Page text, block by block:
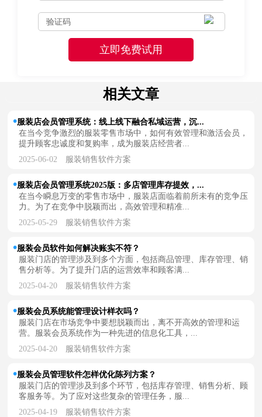
相关文章
服装店会员管理系统：线上线下融合私域运营，沉...
在当今竞争激烈的服装零售市场中，如何有效管理和激活会员，
提升顾客忠诚度和复购率，成为服装店经营者...
2025-06-02 服装销售软件方案
服装店会员管理系统2025版：多店管理库存提效，...
在当今瞬息万变的零售市场中，服装店面临着前所未有的竞争压
力。为了在竞争中脱颖而出，高效管理和精准...
2025-05-29 服装销售软件方案
服装会员软件如何解决账实不符？
服装门店的管理涉及到多个方面，包括商品管理、库存管理、销
售分析等。为了提升门店的运营效率和顾客满...
2025-04-20 服装销售软件方案
服装会员系统能管理设计样衣吗？
服装门店在市场竞争中要想脱颖而出，离不开高效的管理和运
营。服装会员系统作为一种先进的信息化工具，...
2025-04-20 服装销售软件方案
服装会员管理软件怎样优化陈列方案？
服装门店的管理涉及到多个环节，包括库存管理、销售分析、顾
客服务等。为了应对这些复杂的管理任务，服...
2025-04-19 服装销售软件方案